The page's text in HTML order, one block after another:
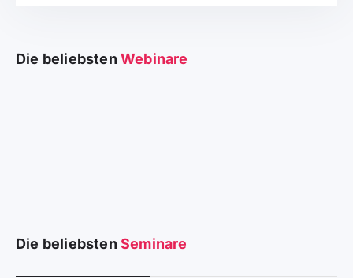
Die beliebsten Webinare
Die beliebsten Seminare